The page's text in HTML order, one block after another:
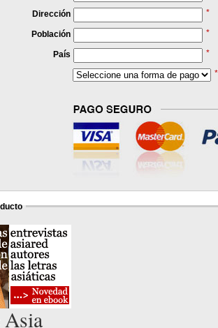
Dirección *
Población *
País *
*
Asia